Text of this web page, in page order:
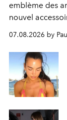
emblème des
nouvel
s'arrachent
07.08.2026 by